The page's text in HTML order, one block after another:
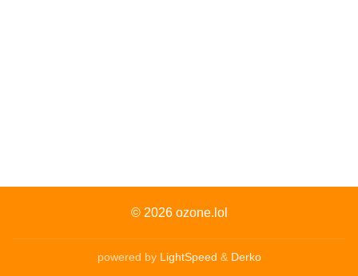
© 2026 ozone.lol
powered by LightSpeed & Derko